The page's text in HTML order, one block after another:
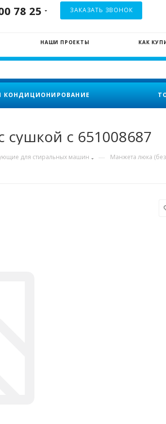
78 25 ЗАКАЗАТЬ ЗВОНОК
НАШИ ПРОЕКТЫ КАК
КОНДИЦИОНИРОВАНИЕ
сушкой с 651008687
для стиральных машин — Манжета люка